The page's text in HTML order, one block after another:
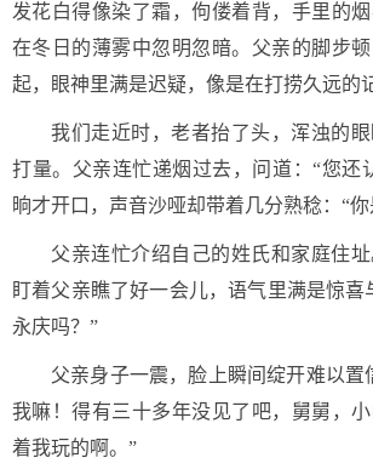
发花白得像染了霜，佝偻着背，手里的烟
在冬日的薄雾中忽明忽暗。父亲的脚步
起，眼神里满是迟疑，像是在打捞久远的
我们走近时，老者抬了头，浑浊的
打量。父亲连忙递烟过去，问道：“您还
晌才开口，声音沙哑却带着几分熟稔：“
父亲连忙介绍自己的姓氏和家庭住址
盯着父亲瞧了好一会儿，语气里满是惊喜
永庆吗？”
父亲身子一震，脸上瞬间绽开难以置
我嘛！得有三十多年没见了吧，舅舅，
着我玩的啊。”